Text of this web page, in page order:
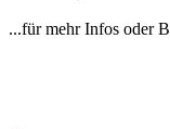
...für mehr Infos oder